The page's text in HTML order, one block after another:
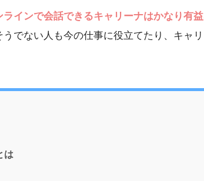
ラインで会話できるキャリーナはかなり有
でない人も今の仕事に役立てたり、キャ
は